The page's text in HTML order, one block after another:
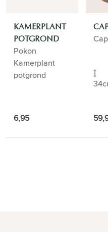
KAMERPLANT
POTGROND
Pokon
Kamerplant
potgrond
6,95